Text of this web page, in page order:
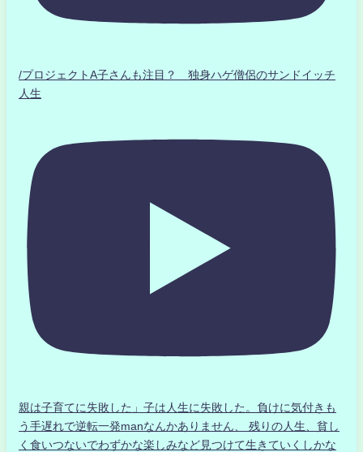
/プロジェクトA子さんも注目？ 独身ハゲ僧侶のサンドイッチ
人生
親は子育てに失敗した」子は人生に失敗した。負けに気付きも
う手遅れで逆転一発manなんかありません、 残りの人生、貧し
く食いつないでわずかな楽しみなど見つけて生きていくしかな